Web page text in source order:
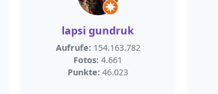
lapsi gundruk
Aufrufe: 154.163.782
Fotos: 4.661
Punkte: 46.023